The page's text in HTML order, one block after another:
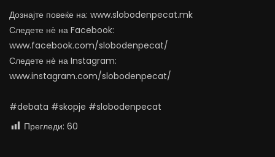
Дознајте повеќе на: www.slobodenpecat.mk
Следете нѐ на Facebook:
www.facebook.com/slobodenpecat/
Следете нѐ на Instagram:
www.instagram.com/slobodenpecat/
#debata #skopje #slobodenpecat
Прегледи: 60